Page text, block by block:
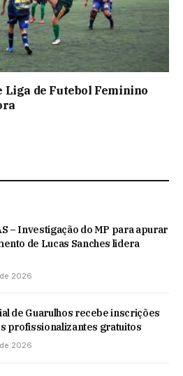
Liga de Futebol Feminino
– Investigação do MP para apurar
de Lucas Sanches lidera
2026
de Guarulhos recebe inscrições
profissionalizantes gratuitos
2026